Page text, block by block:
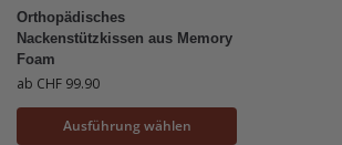
Orthopädisches
Nackenstützkissen aus Memory
Foam
ab CHF 99.90
Ausführung wählen